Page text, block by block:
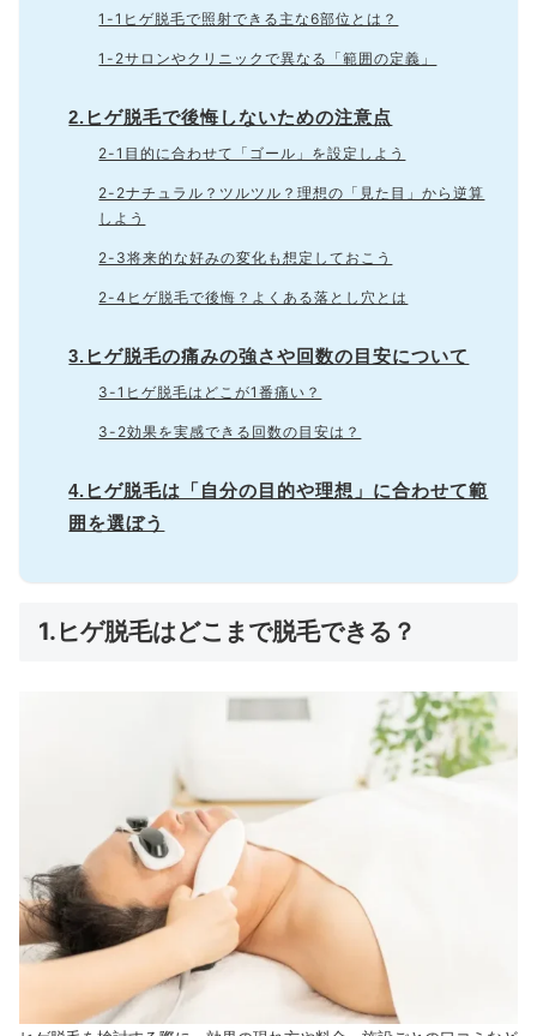
1-1ヒゲ脱毛で照射できる主な6部位とは？
1-2サロンやクリニックで異なる「範囲の定義」
2.ヒゲ脱毛で後悔しないための注意点
2-1目的に合わせて「ゴール」を設定しよう
2-2ナチュラル？ツルツル？理想の「見た目」から逆算
しよう
2-3将来的な好みの変化も想定しておこう
2-4ヒゲ脱毛で後悔？よくある落とし穴とは
3.ヒゲ脱毛の痛みの強さや回数の目安について
3-1ヒゲ脱毛はどこが1番痛い？
3-2効果を実感できる回数の目安は？
4.ヒゲ脱毛は「自分の目的や理想」に合わせて範
囲を選ぼう
1.ヒゲ脱毛はどこまで脱毛できる？